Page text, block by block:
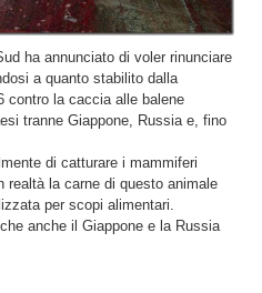
ha annunciato di voler rinunciare
a quanto stabilito dalla
contro la caccia alle balene
tranne Giappone, Russia e, fino
di catturare i mammiferi
la carne di questo animale
per scopi alimentari.
anche il Giappone e la Russia